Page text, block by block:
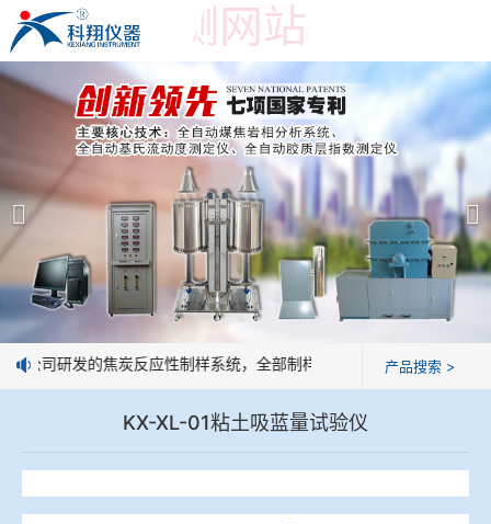
世界杯预测网站
世界杯预测网站
产品展示 ＞
焦炭高温性能检测系统
焦化行业检测及优化配煤设备
球团矿/烧结矿/块矿高温冶金性能检测系统
烧结/球团优化配矿研究设备
高炉配吹煤检测设备
冶金渣、保护渣等高温物性检测设备
公司简介
世界杯预测网站
企业业绩
技术交流
标准下载
我公司研发的焦炭反应性制样系统，全部制样过程机械化操作，没有
产品搜索 >
KX-XL-01粘土吸蓝量试验仪